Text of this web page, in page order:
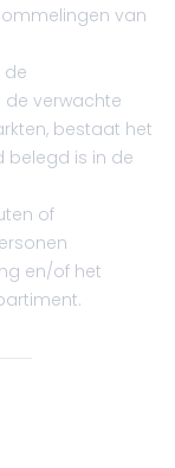
van
de
verwachte
bestaat het
belegd is in de
of
en/of het